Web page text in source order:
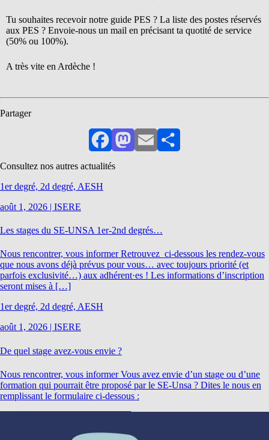
Tu souhaites recevoir notre guide PES ? La liste des postes réservés
aux PES ? Envoie-nous un mail en précisant ta quotité de service
(50% ou 100%).
A très vite en Ardèche !
Partager
FacebookMastodon
EmailPartager
Consultez nos autres actualités
1er degré, 2d degré, AESH
août 1, 2026 | ISERE
Les stages du SE-UNSA 1er-2nd degrés…
Nous rencontrer, vous informer Retrouvez ci-dessous les rendez-vous
que nous avons déjà prévus pour vous… avec toujours priorité (et
parfois exclusivité…) aux adhérent·es ! Les informations d’inscription
seront mises à […]
1er degré, 2d degré, AESH
août 1, 2026 | ISERE
De quel stage avez-vous envie ?
Nous rencontrer, vous informer Vous avez envie d’un stage ou d’une
formation qui pourrait être proposé par le SE-Unsa ? Dites le nous en
remplissant le formulaire ci-dessous :